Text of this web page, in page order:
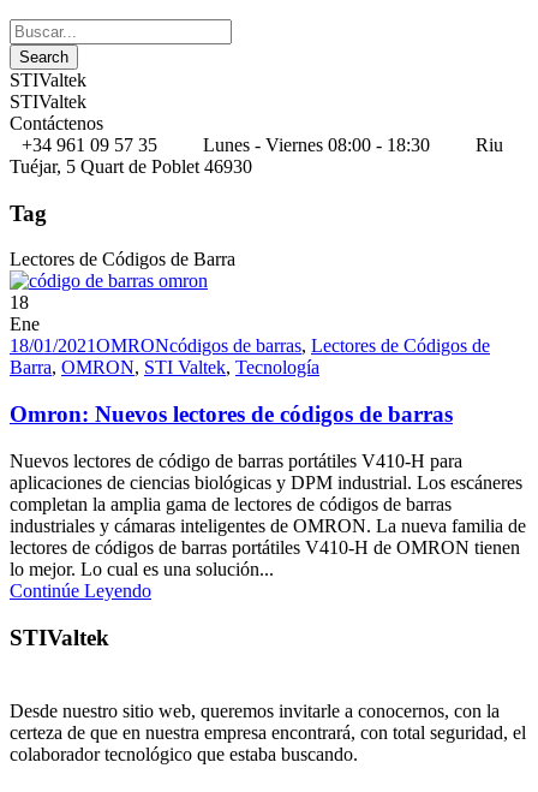
STIValtek
STIValtek
Contáctenos
+34 961 09 57 35
Lunes - Viernes 08:00 - 18:30
Riu
Tuéjar, 5 Quart de Poblet 46930
Tag
Lectores de Códigos de Barra
18
Ene
18/01/2021OMRONcódigos de barras, Lectores de Códigos de
Barra, OMRON, STI Valtek, Tecnología
Omron: Nuevos lectores de códigos de barras
Nuevos lectores de código de barras portátiles V410-H para
aplicaciones de ciencias biológicas y DPM industrial. Los escáneres
completan la amplia gama de lectores de códigos de barras
industriales y cámaras inteligentes de OMRON. La nueva familia de
lectores de códigos de barras portátiles V410-H de OMRON tienen
lo mejor. Lo cual es una solución...
Continúe Leyendo
STIValtek
Desde nuestro sitio web, queremos invitarle a conocernos, con la
certeza de que en nuestra empresa encontrará, con total seguridad, el
colaborador tecnológico que estaba buscando.